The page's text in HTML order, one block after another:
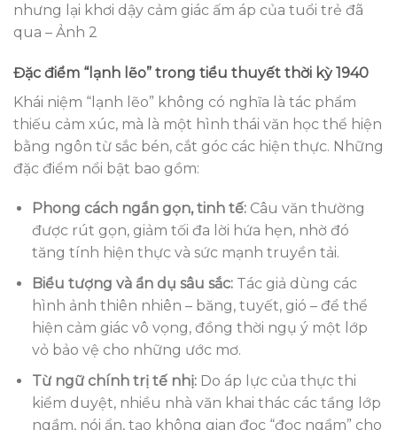
nhưng lại khơi dậy cảm giác ấm áp của tuổi trẻ đã
qua – Ảnh 2
Đặc điểm “lạnh lẽo” trong tiểu thuyết thời kỳ 1940
Khái niệm “lạnh lẽo” không có nghĩa là tác phẩm
thiếu cảm xúc, mà là một hình thái văn học thể hiện
bằng ngôn từ sắc bén, cắt góc các hiện thực. Những
đặc điểm nổi bật bao gồm:
Phong cách ngắn gọn, tinh tế:Câu văn thường
được rút gọn, giảm tối đa lời hứa hẹn, nhờ đó
tăng tính hiện thực và sức mạnh truyền tải.
Biểu tượng và ẩn dụ sâu sắc:Tác giả dùng các
hình ảnh thiên nhiên – băng, tuyết, gió – để thể
hiện cảm giác vô vọng, đồng thời ngụ ý một lớp
vỏ bảo vệ cho những ước mơ.
Từ ngữ chính trị tế nhị:Do áp lực của thực thi
kiểm duyệt, nhiều nhà văn khai thác các tầng lớp
ngầm, nói ẩn, tạo không gian đọc “đọc ngầm” cho